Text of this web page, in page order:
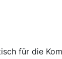
für die